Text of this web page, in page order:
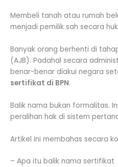
Membeli tanah atau rumah
menjadi pemilik sah secara
Banyak orang berhenti di
(AJB). Padahal secara
benar-benar diakui negara
sertifikat di BPN.
Balik nama bukan formalitas.
peralihan hak di sistem
Artikel ini membahas secara
– Apa itu balik nama sertifikat